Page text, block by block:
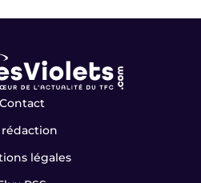
Contact
rédaction
légales